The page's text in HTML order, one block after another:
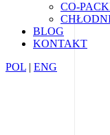
CO-
BLOG
KONTAKT
POL | ENG